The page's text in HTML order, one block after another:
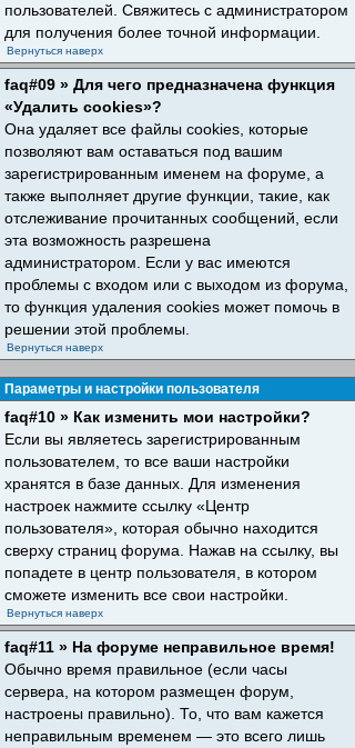
пользователей. Свяжитесь с администратором
для получения более точной информации.
Вернуться наверх
faq#09 » Для чего предназначена функция
«Удалить cookies»?
Она удаляет все файлы cookies, которые
позволяют вам оставаться под вашим
зарегистрированным именем на форуме, а
также выполняет другие функции, такие, как
отслеживание прочитанных сообщений, если
эта возможность разрешена
администратором. Если у вас имеются
проблемы с входом или с выходом из форума,
то функция удаления cookies может помочь в
решении этой проблемы.
Вернуться наверх
Параметры и настройки пользователя
faq#10 » Как изменить мои настройки?
Если вы являетесь зарегистрированным
пользователем, то все ваши настройки
хранятся в базе данных. Для изменения
настроек нажмите ссылку «Центр
пользователя», которая обычно находится
сверху страниц форума. Нажав на ссылку, вы
попадете в центр пользователя, в котором
сможете изменить все свои настройки.
Вернуться наверх
faq#11 » На форуме неправильное время!
Обычно время правильное (если часы
сервера, на котором размещен форум,
настроены правильно). То, что вам кажется
неправильным временем — это всего лишь